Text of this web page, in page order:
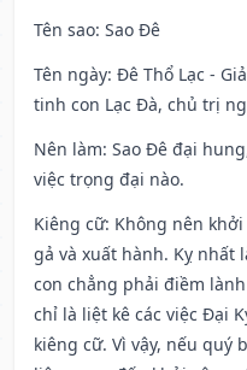
Tên sao: Sao Đê
Tên ngày: Đê Thổ Lạc -
tinh con Lạc Đà, chủ trị
Nên làm: Sao Đê đại
việc trọng đại nào.
Kiêng cữ: Không nên
gả và xuất hành. Kỵ nhất
con chẳng phải điềm
chỉ là liệt kê các việc Đại
kiêng cữ. Vì vậy, nếu quý